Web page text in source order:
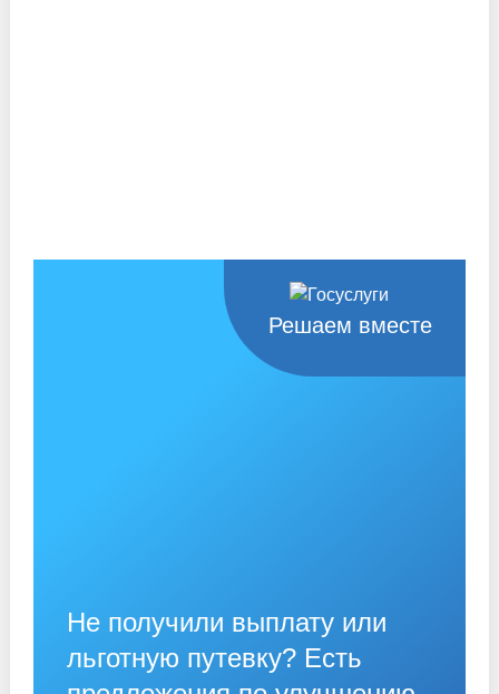
Решаем вместе
Не получили выплату или
льготную путевку? Есть